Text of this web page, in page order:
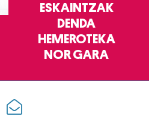
ESKAINTZAK
DENDA
HEMEROTEKA
NOR GARA